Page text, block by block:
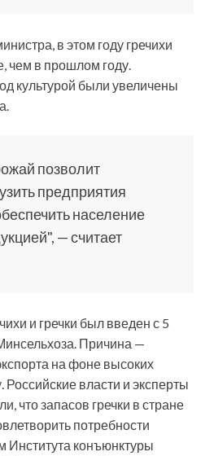
в этом году гречихи
чем в прошлом году.
культурой были увеличены
позволит
предприятия
население
— считает
и гречки был введен с 5
Причина —
на фоне высоких
власти и эксперты
что запасов гречки в стране
потребности
Института конъюнктуры